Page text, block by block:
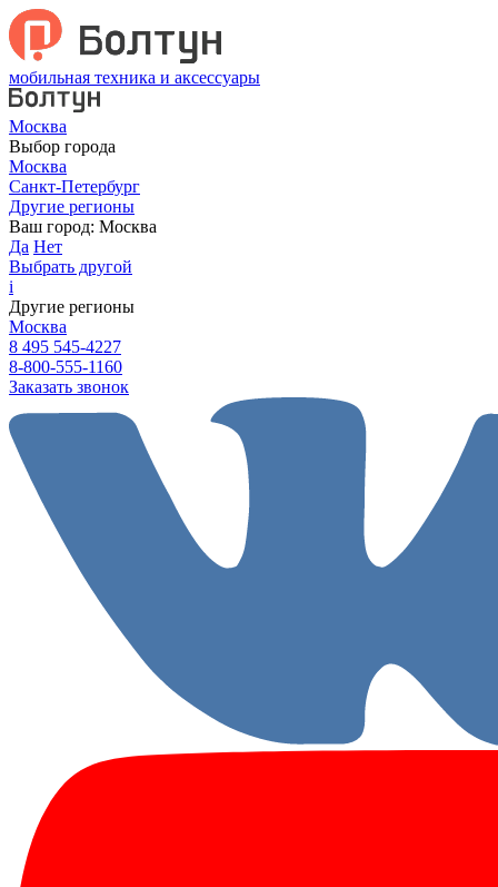
мобильная техника и аксессуары
Москва
Выбор города
Москва
Санкт-Петербург
Другие регионы
Ваш город: Москва
Да Нет
Выбрать другой
i
Другие регионы
Москва
8 495 545-4227
8-800-555-1160
Заказать звонок